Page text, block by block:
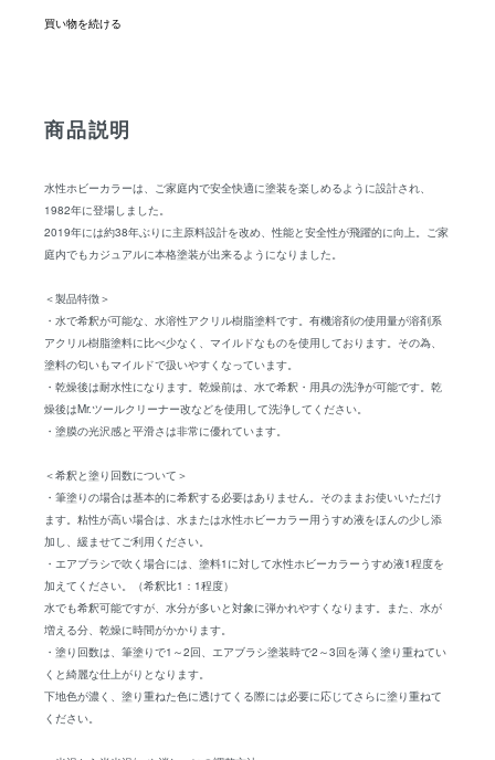
買い物を続ける
商品説明
水性ホビーカラーは、ご家庭内で安全快適に塗装を楽しめるように設計され、
1982年に登場しました。
2019年には約38年ぶりに主原料設計を改め、性能と安全性が飛躍的に向上。ご家
庭内でもカジュアルに本格塗装が出来るようになりました。
＜製品特徴＞
・水で希釈が可能な、水溶性アクリル樹脂塗料です。有機溶剤の使用量が溶剤系
アクリル樹脂塗料に比べ少なく、マイルドなものを使用しております。その為、
塗料の匂いもマイルドで扱いやすくなっています。
・乾燥後は耐水性になります。乾燥前は、水で希釈・用具の洗浄が可能です。乾
燥後はMr.ツールクリーナー改などを使用して洗浄してください。
・塗膜の光沢感と平滑さは非常に優れています。
＜希釈と塗り回数について＞
・筆塗りの場合は基本的に希釈する必要はありません。そのままお使いいただけ
ます。粘性が高い場合は、水または水性ホビーカラー用うすめ液をほんの少し添
加し、緩ませてご利用ください。
・エアブラシで吹く場合には、塗料1に対して水性ホビーカラーうすめ液1程度を
加えてください。（希釈比1：1程度）
水でも希釈可能ですが、水分が多いと対象に弾かれやすくなります。また、水が
増える分、乾燥に時間がかかります。
・塗り回数は、筆塗りで1～2回、エアブラシ塗装時で2～3回を薄く塗り重ねてい
くと綺麗な仕上がりとなります。
下地色が濃く、塗り重ねた色に透けてくる際には必要に応じてさらに塗り重ねて
ください。